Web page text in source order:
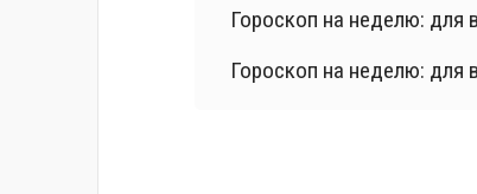
Гороскоп на неделю: для
Гороскоп на неделю: для